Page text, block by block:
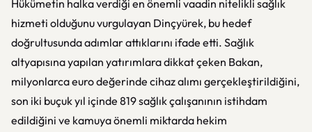
Hükümetin halka verdiği en önemli vaadin nitelikli sağlık
hizmeti olduğunu vurgulayan Dinçyürek, bu hedef
doğrultusunda adımlar attıklarını ifade etti. Sağlık
altyapısına yapılan yatırımlara dikkat çeken Bakan,
milyonlarca euro değerinde cihaz alımı gerçekleştirildiğini,
son iki buçuk yıl içinde 819 sağlık çalışanının istihdam
edildiğini ve kamuya önemli miktarda hekim